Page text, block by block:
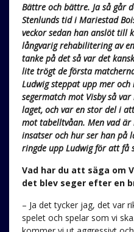
Bättre och bättre. Ja så går
Stenlunds tid i Mariestad
veckor sedan han anslöt till
långvarig rehabilitering av
tanke på det så var det
lite trögt de första
Ludwig steppat upp mer och
segermatch mot Visby så
laget, och var en stor del i
mot tabelltvåan. Men vad är
insatser och hur ser han på
ringde upp Ludwig för att få
Vad har du att säga om
det blev seger efter en
– Ja det tycker jag, det var
spelet och spelar som vi